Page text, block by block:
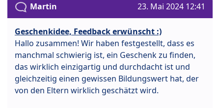
Martin 23. Mai 2024 12:41
Geschenkidee, Feedback erwünscht :)
Hallo zusammen! Wir haben festgestellt, dass es
manchmal schwierig ist, ein Geschenk zu finden,
das wirklich einzigartig und durchdacht ist und
gleichzeitig einen gewissen Bildungswert hat, der
von den Eltern wirklich geschätzt wird.